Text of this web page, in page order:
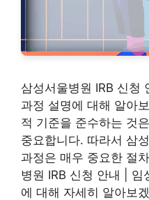
삼성서울병원 IRB 신청
과정 설명에 대해 알아
적 기준을 준수하는 것
중요합니다. 따라서 삼
과정은 매우 중요한 절
병원 IRB 신청 안내 | 임
에 대해 자세히 알아보